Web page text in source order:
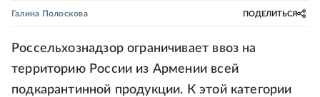
Галина Полоскова ПОДЕЛИТЬСЯ
Россельхознадзор ограничивает ввоз на
территорию России из Армении всей
подкарантинной продукции. К этой категории